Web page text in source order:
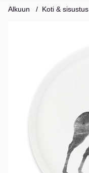
Alkuun Koti & sisustus